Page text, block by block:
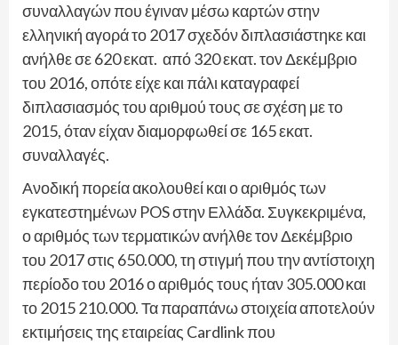
συναλλαγών που έγιναν μέσω καρτών στην
ελληνική αγορά το 2017 σχεδόν διπλασιάστηκε και
ανήλθε σε 620 εκατ. από 320 εκατ. τον Δεκέμβριο
του 2016, οπότε είχε και πάλι καταγραφεί
διπλασιασμός του αριθμού τους σε σχέση με το
2015, όταν είχαν διαμορφωθεί σε 165 εκατ.
συναλλαγές.
Ανοδική πορεία ακολουθεί και ο αριθμός των
εγκατεστημένων POS στην Ελλάδα. Συγκεκριμένα,
ο αριθμός των τερματικών ανήλθε τον Δεκέμβριο
του 2017 στις 650.000, τη στιγμή που την αντίστοιχη
περίοδο του 2016 ο αριθμός τους ήταν 305.000 και
το 2015 210.000. Τα παραπάνω στοιχεία αποτελούν
εκτιμήσεις της εταιρείας Cardlink που